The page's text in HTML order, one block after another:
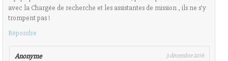
avec la Chargée de recherche et les assistantes de mission , ils ne s’y
trompent pas !
Répondre
Anonyme 3 décembre 2016